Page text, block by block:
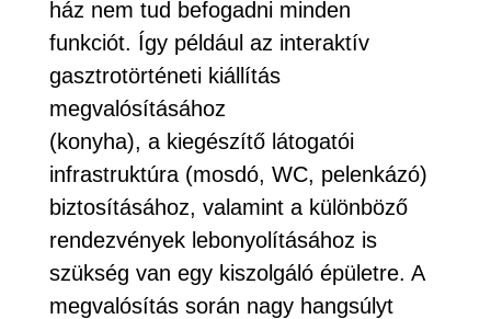
ház nem tud befogadni minden
funkciót. Így például az interaktív
gasztrotörténeti kiállítás
megvalósításához
(konyha), a kiegészítő látogatói
infrastruktúra (mosdó, WC, pelenkázó)
biztosításához, valamint a különböző
rendezvények lebonyolításához is
szükség van egy kiszolgáló épületre. A
megvalósítás során nagy hangsúlyt